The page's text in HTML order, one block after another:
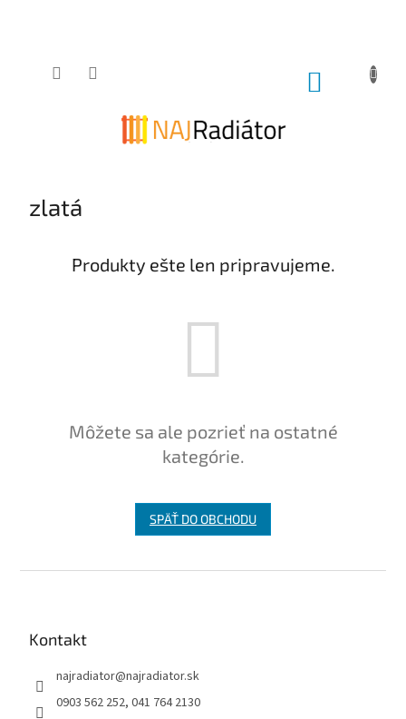
NÁKUPNÝ
zlatá
Produkty ešte len pripravujeme.
Môžete sa ale pozrieť na ostatné
kategórie.
SPÄŤ DO OBCHODU
Kontakt
najradiator@najradiator.sk
0903 562 252, 041 764 2130